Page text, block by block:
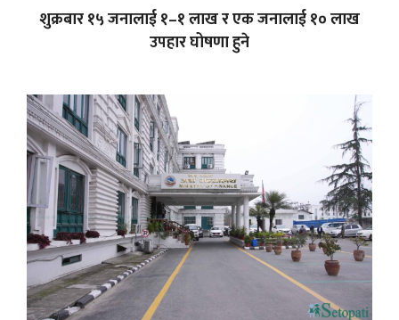
शुक्रबार १५ जनालाई १–१ लाख र एक जनालाई १० लाख
उपहार घोषणा हुने